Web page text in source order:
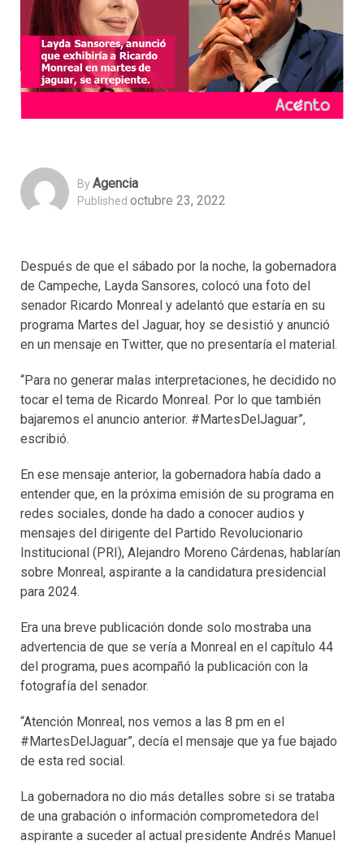
ByAgencia
Published octubre 23, 2022
Después de que el sábado por la noche, la gobernadora
de Campeche, Layda Sansores, colocó una foto del
senador Ricardo Monreal y adelantó que estaría en su
programa Martes del Jaguar, hoy se desistió y anunció
en un mensaje en Twitter, que no presentaría el material.
“Para no generar malas interpretaciones, he decidido no
tocar el tema de Ricardo Monreal. Por lo que también
bajaremos el anuncio anterior. #MartesDelJaguar”,
escribió.
En ese mensaje anterior, la gobernadora había dado a
entender que, en la próxima emisión de su programa en
redes sociales, donde ha dado a conocer audios y
mensajes del dirigente del Partido Revolucionario
Institucional (PRI), Alejandro Moreno Cárdenas, hablarían
sobre Monreal, aspirante a la candidatura presidencial
para 2024.
Era una breve publicación donde solo mostraba una
advertencia de que se vería a Monreal en el capítulo 44
del programa, pues acompañó la publicación con la
fotografía del senador.
“Atención Monreal, nos vemos a las 8 pm en el
#MartesDelJaguar”, decía el mensaje que ya fue bajado
de esta red social.
La gobernadora no dio más detalles sobre si se trataba
de una grabación o información comprometedora del
aspirante a suceder al actual presidente Andrés Manuel